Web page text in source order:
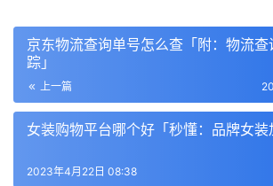
京东物流查询单号怎么查「附：物流查
踪」
上一篇
女装购物平台哪个好「秒懂：品牌女装
2023年4月22日 08:38